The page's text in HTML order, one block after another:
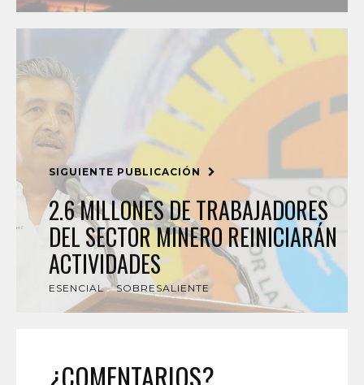
SIGUIENTE PUBLICACIÓN
2.6 MILLONES DE TRABAJADORES
DEL SECTOR MINERO REINICIARÁN
ACTIVIDADES
ESENCIAL SOBRESALIENTE
¿COMENTARIOS?